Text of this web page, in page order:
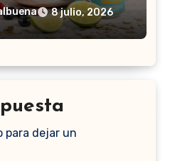
8 julio, 2026
para dejar un